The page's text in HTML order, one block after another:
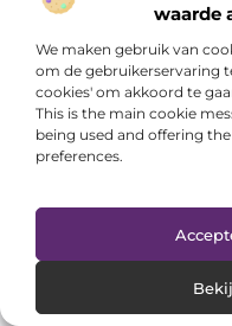
waarde
We maken gebruik van
om de gebruikerservaring
cookies' om akkoord te
This is the main cookie
being used and offering
preferences.
Ontdek de
van een
...